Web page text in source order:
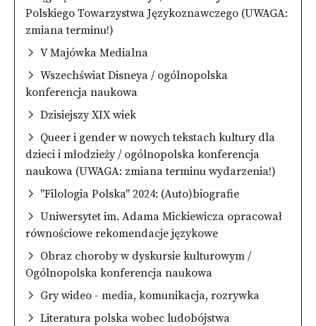
Polskiego Towarzystwa Językoznawczego (UWAGA:
zmiana terminu!)
V Majówka Medialna
Wszechświat Disneya / ogólnopolska
konferencja naukowa
Dzisiejszy XIX wiek
Queer i gender w nowych tekstach kultury dla
dzieci i młodzieży / ogólnopolska konferencja
naukowa (UWAGA: zmiana terminu wydarzenia!)
"Filologia Polska" 2024: (Auto)biografie
Uniwersytet im. Adama Mickiewicza opracował
równościowe rekomendacje językowe
Obraz choroby w dyskursie kulturowym /
Ogólnopolska konferencja naukowa
Gry wideo - media, komunikacja, rozrywka
Literatura polska wobec ludobójstwa